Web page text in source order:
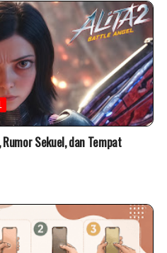
Sekuel, dan Tempat